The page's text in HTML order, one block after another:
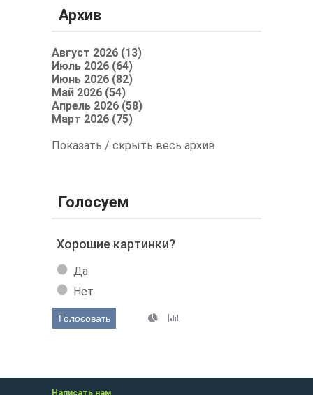
Архив
Август 2026 (13)
Июль 2026 (64)
Июнь 2026 (82)
Май 2026 (54)
Апрель 2026 (58)
Март 2026 (75)
Показать / скрыть весь архив
Голосуем
Хорошие картинки?
Да
Нет
Голосовать
Написать нам